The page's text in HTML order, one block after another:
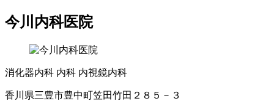
今川内科医院
消化器内科 内科 内視鏡内科
香川県三豊市豊中町笠田竹田２８５－３